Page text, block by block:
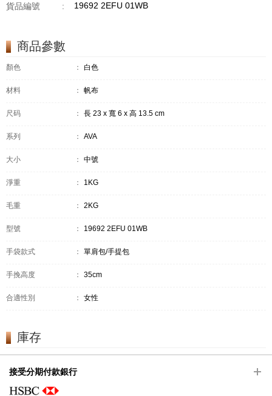
貨品編號 : 19692 2EFU 01WB
商品參數
顏色 ： 白色
材料 ： 帆布
尺码 ： 長 23 x 寬 6 x 高 13.5 cm
系列 ： AVA
大小 ： 中號
淨重 ： 1KG
毛重 ： 2KG
型號 ： 19692 2EFU 01WB
手袋款式 ： 單肩包/手提包
手挽高度 ： 35cm
合適性別 ： 女性
庫存
接受分期付款銀行